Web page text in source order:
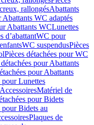
rallongésAbattants
Abattants WC adaptés
Abattants WCLunettes
d’abattantWC pour
WC suspendusPièces
Pièces détachées pour WC
pour Abattants
pour Abattants
pour Lunettes
AccessoiresMatériel de
pour Bidets
pour Bidets au
Plaques de